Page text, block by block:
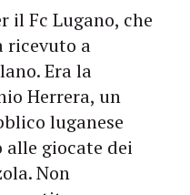
il Fc Lugano, che
ricevuto a
Era la
Herrera, un
luganese
alle giocate dei
Non